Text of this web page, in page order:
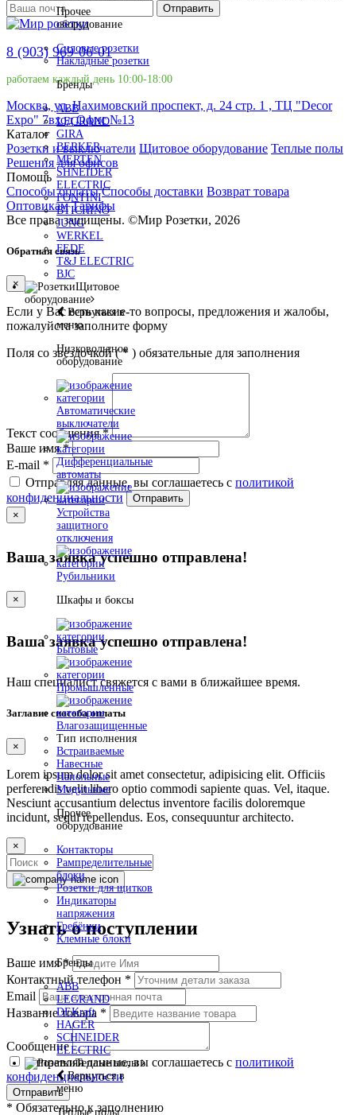
Прочее
оборудование
Силовые розетки
Накладные розетки
Бренды
ABB
LEGRAND
GIRA
BERKER
MERTEN
SHNEIDER
ELECTRIC
FONTINI
BTICHINO
JUNG
WERKEL
FEDE
T&J ELECTRIC
BJC
Щитовое
оборудование
Вернуться в
меню
Низковольтное
оборудование
Автоматические
выключатели
Дифференциальные
автоматы
Устройства
защитного
отключения
Рубильники
Шкафы и боксы
Бытовые
Промышленные
Влагозащищенные
Тип исполнения
Встраиваемые
Навесные
Напольные
Модульные
Прочее
оборудование
Контакторы
Рампределительные
блоки
Розетки для щитков
Индикаторы
напряжения
Гребёнки
Клемные блоки
Бренды
ABB
LEGRAND
DEKraft
HAGER
SCHNEIDER
ELECTRIC
Теплые полы
Вернуться в
меню
Теплые полы
Отправить
8 (903) 969-06-01
работаем каждый день 10:00-18:00
Москва, ул. Нахимовский проспект, д. 24 стр. 1 , ТЦ "Decor
Expo" 7вход Офис №13
Каталог
Розетки и выключатели Щитовое оборудование Теплые полы
Решения для офисов
Помощь
Способы оплаты Способы доставки Возврат товара
Оптовикам Тарифы
Все права защищены. ©Мир Розетки, 2026
Обратная связь
×
Если у Вас есть какие-то вопросы, предложения и жалобы,
пожалуйста заполните форму
Поля со звездочкой (* ) обязательные для заполнения
Текст сообщения*
Ваше имя*
E-mail *
Отправляя данные, вы соглашаетесь с политикой
конфиденциальности
Отправить
×
Ваша заявка успешно отправлена!
×
Ваша заявка успешно отправлена!
Наш специалист свяжется с вами в ближайшее время.
Заглавие способа оплаты
×
Lorem ipsum dolor sit amet consectetur, adipisicing elit. Officiis
perferendis velit libero optio commodi sapiente quas. Vel, itaque.
Nesciunt accusantium delectus inventore facilis doloremque
incidunt, sequi repellendus. Eos, consequuntur architecto.
×
Узнать о поступлении
Ваше имя*
Контактный телефон *
Email
Название товара *
Сообщение
Отправляя данные, вы соглашаетесь с политикой
конфиденциальности
Отправить
* Обязательно к заполнению